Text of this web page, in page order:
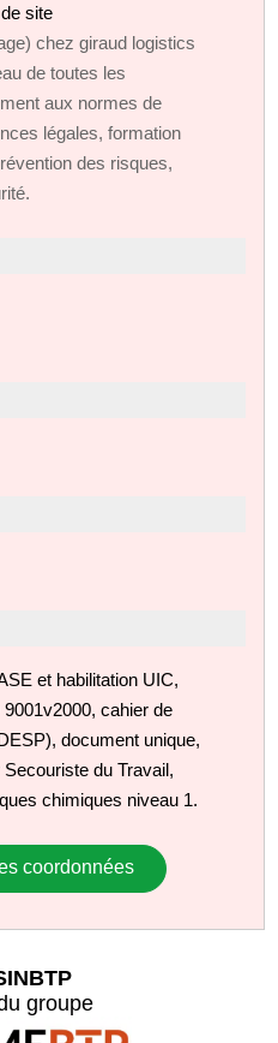
site
chez giraud logistics
de toutes les
aux normes de
légales, formation
des risques,
et habilitation UIC,
cahier de
document unique,
du Travail,
chimiques niveau 1.
coordonnées
groupe